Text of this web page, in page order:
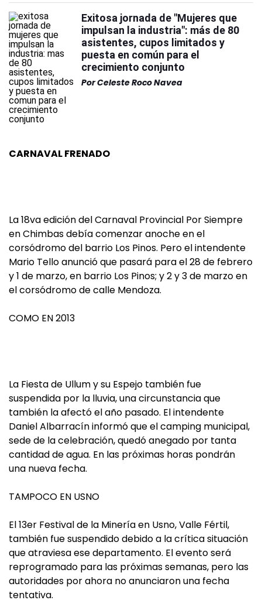
Exitosa jornada de "Mujeres que
impulsan la industria": más de 80
asistentes, cupos limitados y
puesta en común para el
crecimiento conjunto
PorCeleste Roco Navea
CARNAVAL FRENADO
La 18va edición del Carnaval Provincial Por Siempre
en Chimbas debía comenzar anoche en el
corsódromo del barrio Los Pinos. Pero el intendente
Mario Tello anunció que pasará para el 28 de febrero
y 1 de marzo, en barrio Los Pinos; y 2 y 3 de marzo en
el corsódromo de calle Mendoza.
COMO EN 2013
La Fiesta de Ullum y su Espejo también fue
suspendida por la lluvia, una circunstancia que
también la afectó el año pasado. El intendente
Daniel Albarracín informó que el camping municipal,
sede de la celebración, quedó anegado por tanta
cantidad de agua. En las próximas horas pondrán
una nueva fecha.
TAMPOCO EN USNO
El 13er Festival de la Minería en Usno, Valle Fértil,
también fue suspendido debido a la crítica situación
que atraviesa ese departamento. El evento será
reprogramado para las próximas semanas, pero las
autoridades por ahora no anunciaron una fecha
tentativa.